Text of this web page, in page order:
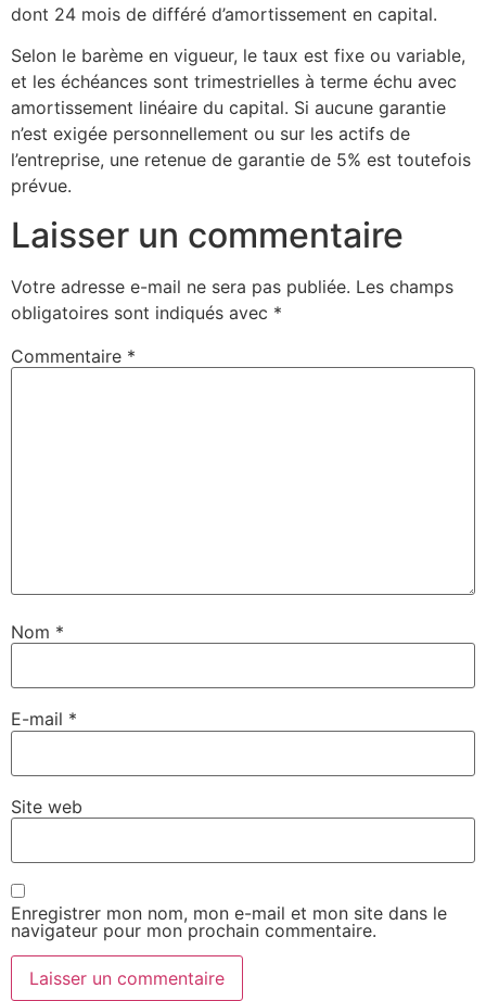
dont 24 mois de différé d’amortissement en capital.
Selon le barème en vigueur, le taux est fixe ou variable,
et les échéances sont trimestrielles à terme échu avec
amortissement linéaire du capital. Si aucune garantie
n’est exigée personnellement ou sur les actifs de
l’entreprise, une retenue de garantie de 5% est toutefois
prévue.
Laisser un commentaire
Votre adresse e-mail ne sera pas publiée. Les champs
obligatoires sont indiqués avec *
Commentaire *
Nom *
E-mail *
Site web
Enregistrer mon nom, mon e-mail et mon site dans le
navigateur pour mon prochain commentaire.